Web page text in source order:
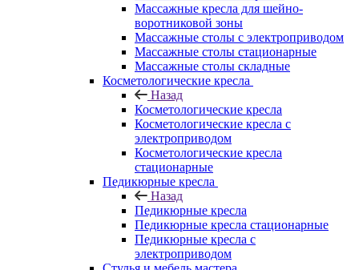
Массажные кресла для шейно-
воротниковой зоны
Массажные столы с электроприводом
Массажные столы стационарные
Массажные столы складные
Косметологические кресла
Назад
Косметологические кресла
Косметологические кресла с
электроприводом
Косметологические кресла
стационарные
Педикюрные кресла
Назад
Педикюрные кресла
Педикюрные кресла стационарные
Педикюрные кресла с
электроприводом